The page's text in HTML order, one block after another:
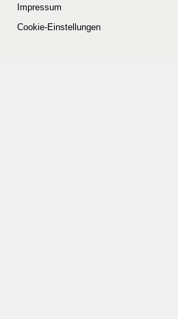
Impressum
Cookie-Einstellungen